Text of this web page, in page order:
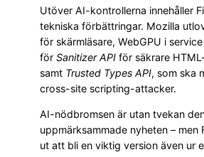
Utöver AI-kontrollerna innehåller
tekniska förbättringar. Mozilla
för skärmläsare, WebGPU i
för Sanitizer API för säkrare
samt Trusted Types API, som ska
cross-site scripting-attacker.
AI-nödbromsen är utan tvekan
uppmärksammade nyheten – men
ut att bli en viktig version även ur